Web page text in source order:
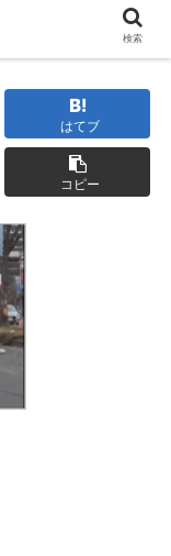
はてブ
コピー
検索